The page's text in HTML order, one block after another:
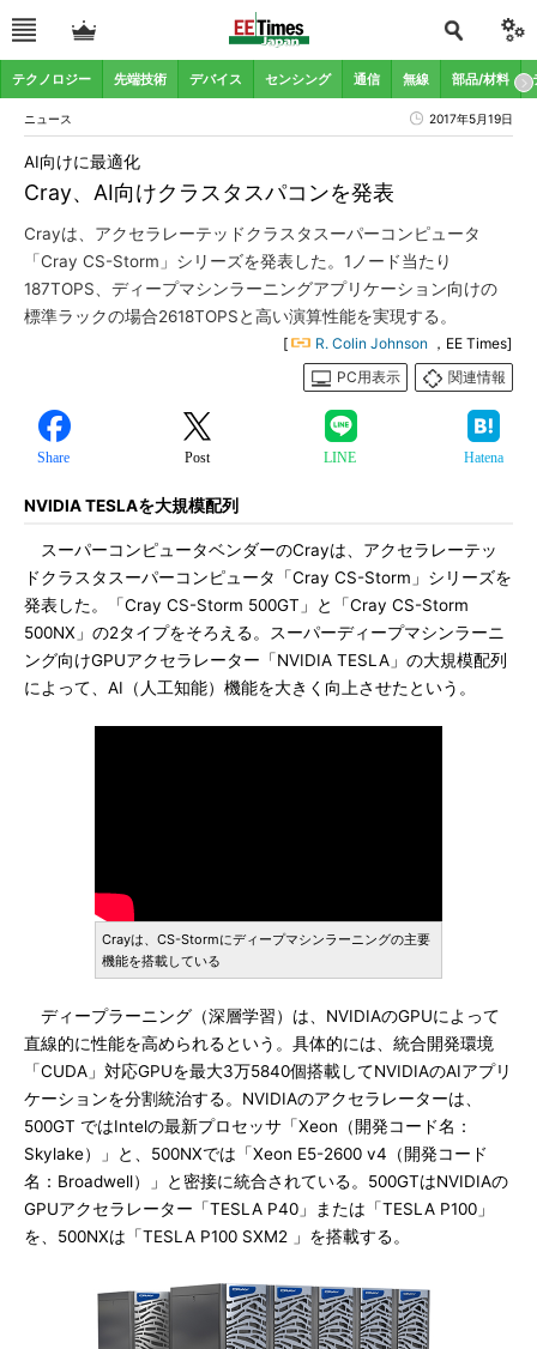
テクノロジー 先端技術 デバイス センシング 通信 無線 部品/材料
ニュース 2017年5月19日
Cray、AI向けクラスタスパコンを発表
AI向けに最適化
Crayは、アクセラレーテッドクラスタスーパーコンピュータ
「Cray CS-Storm」シリーズを発表した。1ノード当たり
187TOPS、ディープマシンラーニングアプリケーション向けの
標準ラックの場合2618TOPSと高い演算性能を実現する。
[ R. Colin Johnson ，EE Times]
PC用表示
関連情報
Share Post LINE Hatena
NVIDIA TESLAを大規模配列
スーパーコンピュータベンダーのCrayは、アクセラレーテッ
ドクラスタスーパーコンピュータ「Cray CS-Storm」シリーズを
発表した。「Cray CS-Storm 500GT」と「Cray CS-Storm
500NX」の2タイプをそろえる。スーパーディープマシンラーニ
ング向けGPUアクセラレーター「NVIDIA TESLA」の大規模配列
によって、AI（人工知能）機能を大きく向上させたという。
Crayは、CS-Stormにディープマシンラーニングの主要
機能を搭載している
ディープラーニング（深層学習）は、NVIDIAのGPUによって
直線的に性能を高められるという。具体的には、統合開発環境
「CUDA」対応GPUを最大3万5840個搭載してNVIDIAのAIアプリ
ケーションを分割統治する。NVIDIAのアクセラレーターは、
500GT ではIntelの最新プロセッサ「Xeon（開発コード名：
Skylake）」と、500NXでは「Xeon E5-2600 v4（開発コード
名：Broadwell）」と密接に統合されている。500GTはNVIDIAの
GPUアクセラレーター「TESLA P40」または「TESLA P100」
を、500NXは「TESLA P100 SXM2 」を搭載する。